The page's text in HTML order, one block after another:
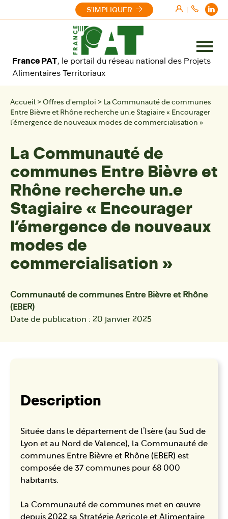
|
France PAT, le portail du réseau national des Projets
Alimentaires Territoriaux
S'IMPLIQUER
Ouvrir
le
Accueil > Offres d'emploi > La Communauté de communes
Entre Bièvre et Rhône recherche un.e Stagiaire « Encourager
l’émergence de nouveaux modes de commercialisation »
La Communauté de
communes Entre Bièvre et
Rhône recherche un.e
Stagiaire « Encourager
l’émergence de nouveaux
modes de
commercialisation »
Communauté de communes Entre Bièvre et Rhône
(EBER)
Date de publication : 20 janvier 2025
Description
Située dans le département de l’Isère (au Sud de
Lyon et au Nord de Valence), la Communauté de
communes Entre Bièvre et Rhône (EBER) est
composée de 37 communes pour 68 000
habitants.
La Communauté de communes met en œuvre
depuis 2022 sa Stratégie Agricole et Alimentaire